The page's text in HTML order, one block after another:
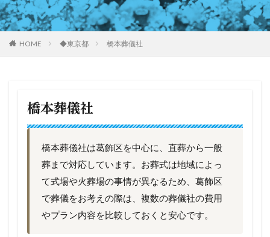
HOME ◆東京都 橋本葬儀社
橋本葬儀社
橋本葬儀社は葛飾区を中心に、直葬から一般
葬まで対応しています。お葬式は地域によっ
て式場や火葬場の事情が異なるため、葛飾区
で葬儀をお考えの際は、複数の葬儀社の費用
やプラン内容を比較しておくと安心です。